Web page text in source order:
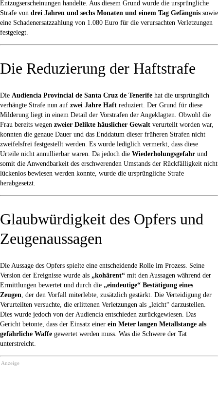
Entzugserscheinungen handelte. Aus diesem Grund wurde die ursprüngliche
Strafe von drei Jahren und sechs Monaten und einem Tag Gefängnis sowie
eine Schadenersatzzahlung von 1.080 Euro für die verursachten Verletzungen
festgelegt.
Die Reduzierung der Haftstrafe
Die Audiencia Provincial de Santa Cruz de Tenerife hat die ursprünglich
verhängte Strafe nun auf zwei Jahre Haft reduziert. Der Grund für diese
Milderung liegt in einem Detail der Vorstrafen der Angeklagten. Obwohl die
Frau bereits wegen zweier Delikte häuslicher Gewalt verurteilt worden war,
konnten die genaue Dauer und das Enddatum dieser früheren Strafen nicht
zweifelsfrei festgestellt werden. Es wurde lediglich vermerkt, dass diese
Urteile nicht annullierbar waren. Da jedoch die Wiederholungsgefahr und
somit die Anwendbarkeit des erschwerenden Umstands der Rückfälligkeit nicht
lückenlos bewiesen werden konnte, wurde die ursprüngliche Strafe
herabgesetzt.
Glaubwürdigkeit des Opfers und
Zeugenaussagen
Die Aussage des Opfers spielte eine entscheidende Rolle im Prozess. Seine
Version der Ereignisse wurde als „kohärent“ mit den Aussagen während der
Ermittlungen bewertet und durch die „eindeutige“ Bestätigung eines
Zeugen, der den Vorfall miterlebte, zusätzlich gestärkt. Die Verteidigung der
Verurteilten versuchte, die erlittenen Verletzungen als „leicht“ darzustellen.
Dies wurde jedoch von der Audiencia entschieden zurückgewiesen. Das
Gericht betonte, dass der Einsatz einer ein Meter langen Metallstange als
gefährliche Waffe gewertet werden muss. Was die Schwere der Tat
unterstreicht.
Anzeige